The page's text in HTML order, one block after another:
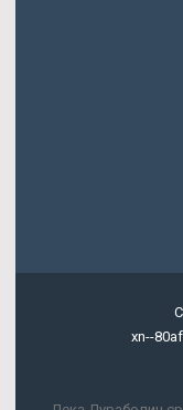
xn--